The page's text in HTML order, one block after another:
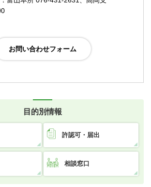
目的別情報
許認可・届出
相談窓口